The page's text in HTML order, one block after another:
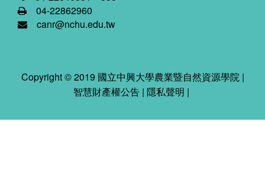
04-22862960
canr@nchu.edu.tw
Copyright © 2019 國立中興大學農業暨自然資源學院 |
智慧財產權公告 | 隱私聲明 |